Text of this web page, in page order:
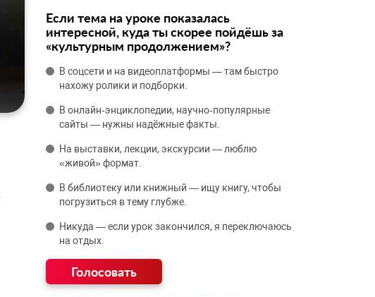
Если тема на уроке показалась
интересной, куда ты скорее пойдёшь за
«культурным продолжением»?
В соцсети и на видеоплатформы — там быстро
нахожу ролики и подборки.
В онлайн‑энциклопедии, научно‑популярные
сайты — нужны надёжные факты.
На выставки, лекции, экскурсии — люблю
«живой» формат.
В библиотеку или книжный — ищу книгу, чтобы
погрузиться в тему глубже.
Никуда — если урок закончился, я переключаюсь
на отдых.